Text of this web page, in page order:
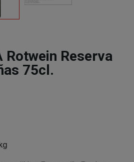
Rotwein Reserva
75cl.